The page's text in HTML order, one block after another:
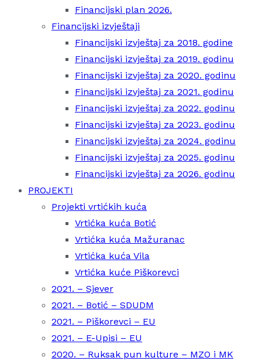
Financijski plan 2026.
Financijski izvještaji
Financijski izvještaj za 2018. godine
Financijski izvještaj za 2019. godinu
Financijski izvještaj za 2020. godinu
Financijski izvještaj za 2021. godinu
Financijski izvještaj za 2022. godinu
Financijski izvještaj za 2023. godinu
Financijski izvještaj za 2024. godinu
Financijski izvještaj za 2025. godinu
Financijski izvještaj za 2026. godinu
PROJEKTI
Projekti vrtićkih kuća
Vrtićka kuća Botić
Vrtićka kuća Mažuranac
Vrtićka kuća Vila
Vrtićka kuće Piškorevci
2021. – Sjever
2021. – Botić – SDUDM
2021. – Piškorevci – EU
2021. – E-Upisi – EU
2020. – Ruksak pun kulture – MZO i MK